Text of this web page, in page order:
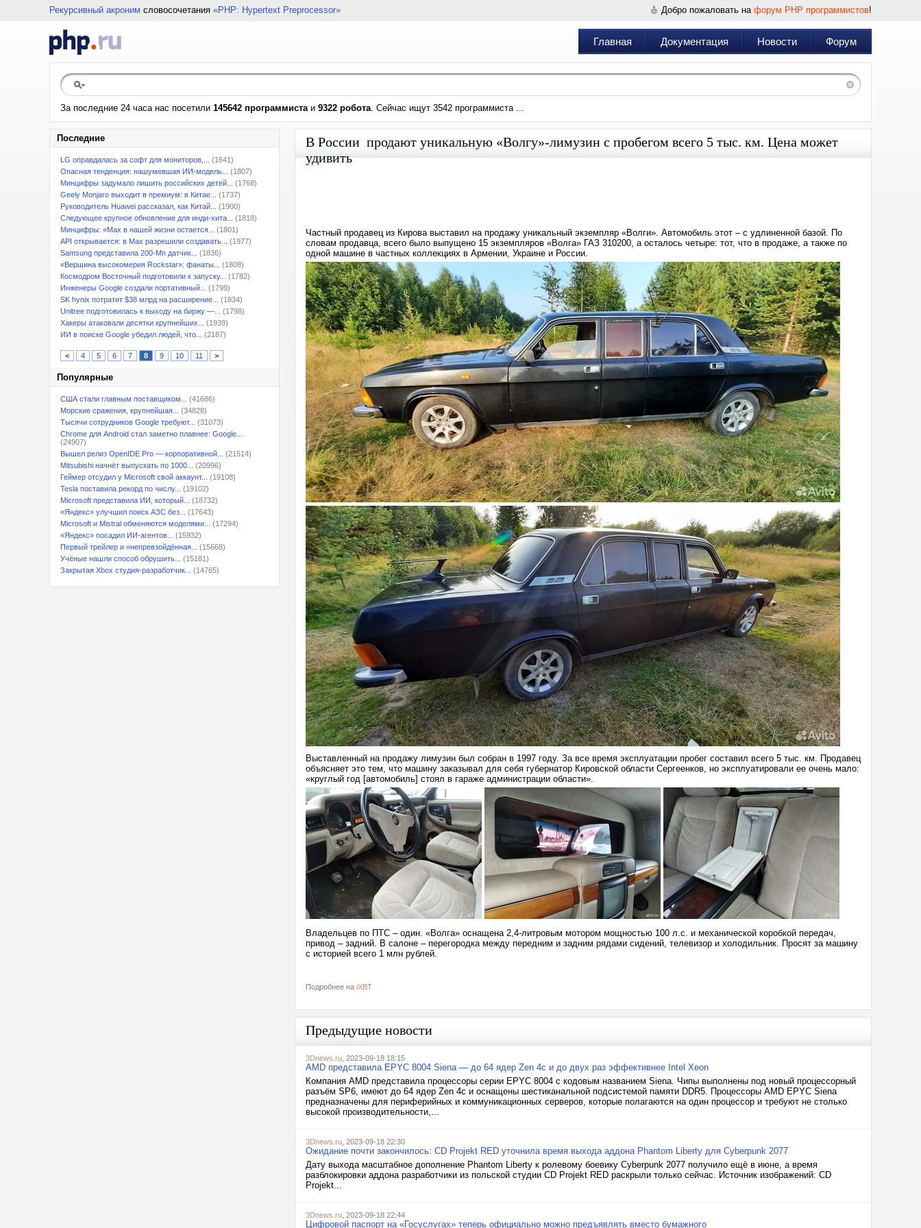
Рекурсивный акроним словосочетания «PHP: Hypertext Preprocessor» Добро пожаловать на форум PHP программистов!
Главная Документация Новости Форум
За последние 24 часа нас посетили 145642 программистаи 9322 робота. Сейчас ищут 3542 программиста ...
Последние
LG оправдалась за софт для мониторов,...
(1641)
Опасная тенденция: нашумевшая ИИ-модель...
(1807)
Минцифры задумало лишить российских детей...
(1768)
Geely Monjaro выходит в премиум: в Китае...
(1737)
Руководитель Huawei рассказал, как Китай...
(1900)
Следующее крупное обновление для инди-хита...
(1818)
Минцифры: «Max в нашей жизни остается...
(1801)
API открывается: в Max разрешили создавать...
(1977)
Samsung представила 200-Мп датчик...
(1836)
«Вершина высокомерия Rockstar»: фанаты...
(1808)
Космодром Восточный подготовили к запуску...
(1782)
Инженеры Google создали портативный...
(1799)
SK hynix потратит $38 млрд на расширение...
(1834)
Unitree подготовилась к выходу на биржу —...
(1798)
Хакеры атаковали десятки крупнейших...
(1939)
ИИ в поиске Google убедил людей, что...
(2187)
< 4 5 6 7 8 9 10 11 >
Популярные
США стали главным поставщиком...
(41686)
Морские сражения, крупнейшая...
(34828)
Тысячи сотрудников Google требуют...
(31073)
Chrome для Android стал заметно плавнее: Google...
(24907)
Вышел релиз OpenIDE Pro — корпоративной...
(21514)
Mitsubishi начнёт выпускать по 1000...
(20996)
Геймер отсудил у Microsoft свой аккаунт...
(19108)
Tesla поставила рекорд по числу...
(19102)
Microsoft представила ИИ, который...
(18732)
«Яндекс» улучшил поиск АЗС без...
(17643)
Microsoft и Mistral обменяются моделями...
(17294)
«Яндекс» посадил ИИ-агентов...
(15932)
Первый трейлер и «непревзойдённая...
(15668)
Учёные нашли способ обрушить...
(15181)
Закрытая Xbox студия-разработчик...
(14765)
В России продают уникальную «Волгу»-лимузин с пробегом всего 5 тыс. км. Цена может
удивить
Частный продавец из Кирова выставил на продажу уникальный экземпляр «Волги». Автомобиль этот – с удлиненной базой. По
словам продавца, всего было выпущено 15 экземпляров «Волга» ГАЗ 310200, а осталось четыре: тот, что в продаже, а также по
одной машине в частных коллекциях в Армении, Украине и России.
Выставленный на продажу лимузин был собран в 1997 году. За все время эксплуатации пробег составил всего 5 тыс. км. Продавец
объясняет это тем, что машину заказывал для себя губернатор Кировской области Сергеенков, но эксплуатировали ее очень мало:
«круглый год [автомобиль] стоял в гараже администрации области».
Владельцев по ПТС – один. «Волга» оснащена 2,4-литровым мотором мощностью 100 л.с. и механической коробкой передач,
привод – задний. В салоне – перегородка между передним и задним рядами сидений, телевизор и холодильник. Просят за машину
с историей всего 1 млн рублей.
Подробнее на iXBT
Предыдущие новости
3Dnews.ru , 2023-09-18 18:15
AMD представила EPYC 8004 Siena — до 64 ядер Zen 4c и до двух раз эффективнее Intel Xeon
Компания AMD представила процессоры серии EPYC 8004 с кодовым названием Siena. Чипы выполнены под новый процессорный
разъём SP6, имеют до 64 ядер Zen 4c и оснащены шестиканальной подсистемой памяти DDR5. Процессоры AMD EPYC Siena
предназначены для периферийных и коммуникационных серверов, которые полагаются на один процессор и требуют не столько
высокой производительности,...
3Dnews.ru , 2023-09-18 22:30
Ожидание почти закончилось: CD Projekt RED уточнила время выхода аддона Phantom Liberty для Cyberpunk 2077
Дату выхода масштабное дополнение Phantom Liberty к ролевому боевику Cyberpunk 2077 получило ещё в июне, а время
разблокировки аддона разработчики из польской студии CD Projekt RED раскрыли только сейчас. Источник изображений: CD
Projekt...
3Dnews.ru , 2023-09-18 22:44
Цифровой паспорт на «Госуслугах» теперь официально можно предъявлять вместо бумажного